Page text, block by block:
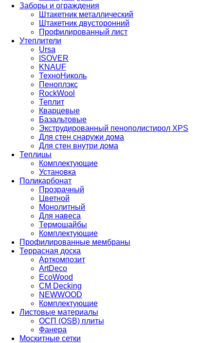
Заборы и ограждения
Штакетник металлический
Штакетник двусторонний
Профилированный лист
Утеплители
Ursa
ISOVER
KNAUF
ТехноНиколь
Пеноплэкс
RockWool
Теплит
Кварцевые
Базальтовые
Экструдированный пенополистирол XPS
Для стен снаружи дома
Для стен внутри дома
Теплицы
Комплектующие
Установка
Поликарбонат
Прозрачный
Цветной
Монолитный
Для навеса
Термошайбы
Комплектующие
Профилированные мембраны
Террасная доска
Арткомпозит
ArtDeco
EcoWood
CM Decking
NEWWOOD
Комплектующие
Листовые материалы
ОСП (OSB) плиты
Фанера
Москитные сетки